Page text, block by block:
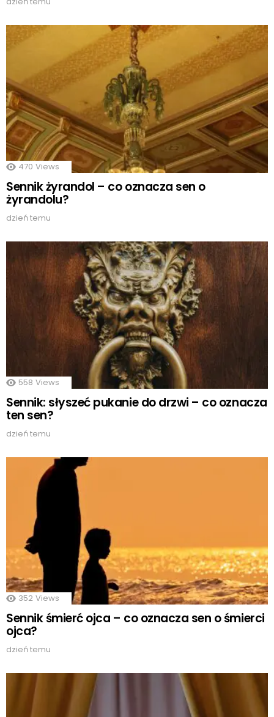
470 Views
Sennik żyrandol – co oznacza sen o
żyrandolu?
dzień temu
558 Views
Sennik: słyszeć pukanie do drzwi – co oznacza
ten sen?
dzień temu
352 Views
Sennik śmierć ojca – co oznacza sen o śmierci
ojca?
dzień temu